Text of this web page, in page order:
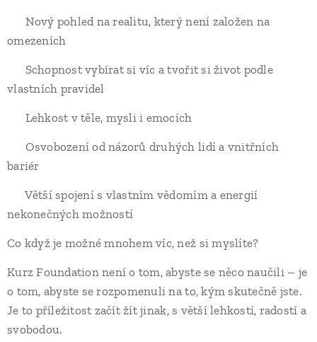
✔ Nový pohled na realitu, který není založen na
omezeních
✔ Schopnost vybírat si víc a tvořit si život podle
vlastních pravidel
✔ Lehkost v těle, mysli i emocích
✔ Osvobození od názorů druhých lidí a vnitřních
bariér
✔ Větší spojení s vlastním vědomím a energií
nekonečných možností
Co když je možné mnohem víc, než si myslíte?
Kurz Foundation není o tom, abyste se něco naučili – je
o tom, abyste se rozpomenuli na to, kým skutečně jste.
Je to příležitost začít žít jinak, s větší lehkostí, radostí a
svobodou.